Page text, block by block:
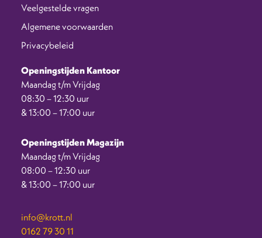
Veelgestelde vragen
Algemene voorwaarden
Privacybeleid
Openingstijden Kantoor
Maandag t/m Vrijdag
08:30 – 12:30 uur
& 13:00 – 17:00 uur
Openingstijden Magazijn
Maandag t/m Vrijdag
08:00 – 12:30 uur
& 13:00 – 17:00 uur
info@krott.nl
0162 79 30 11